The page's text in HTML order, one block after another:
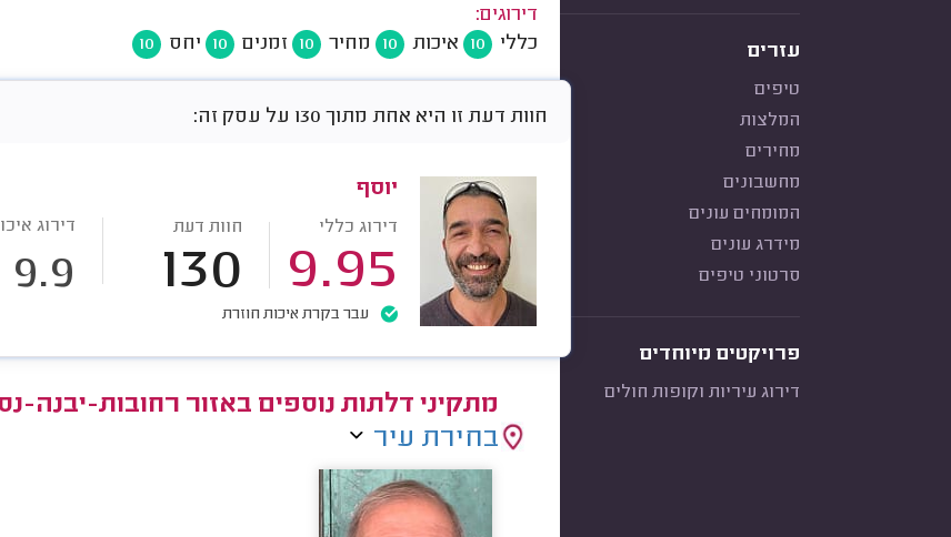
עזרים
טיפים
המלצות
מחירים
מחשבונים
המומחים עונים
מידרג עונים
סרטוני טיפים
פרויקטים מיוחדים
דירוג עיריות וקופות חולים
דירוגים:
כללי
10 איכות 10 מחיר 10 זמנים 10 יחס 10
חוות דעת זו היא אחת מתוך 130 על עסק זה:
יוסף
דירוג כללי
9.95
חוות דעת
130
דירוג
9.9
עבר בקרת איכות חוזרת
מתקיני דלתות נוספים באזור רחובות-יבנה-נס
בחירת עיר